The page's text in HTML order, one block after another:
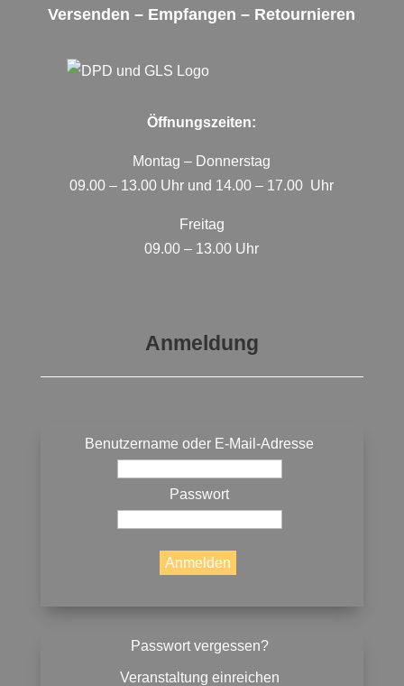
Versenden – Empfangen – Retournieren
Öffnungszeiten:
Montag – Donnerstag
09.00 – 13.00 Uhr und 14.00 – 17.00 Uhr
Freitag
09.00 – 13.00 Uhr
Anmeldung
Benutzername oder E-Mail-Adresse
Passwort
Passwort vergessen?
Veranstaltung einreichen